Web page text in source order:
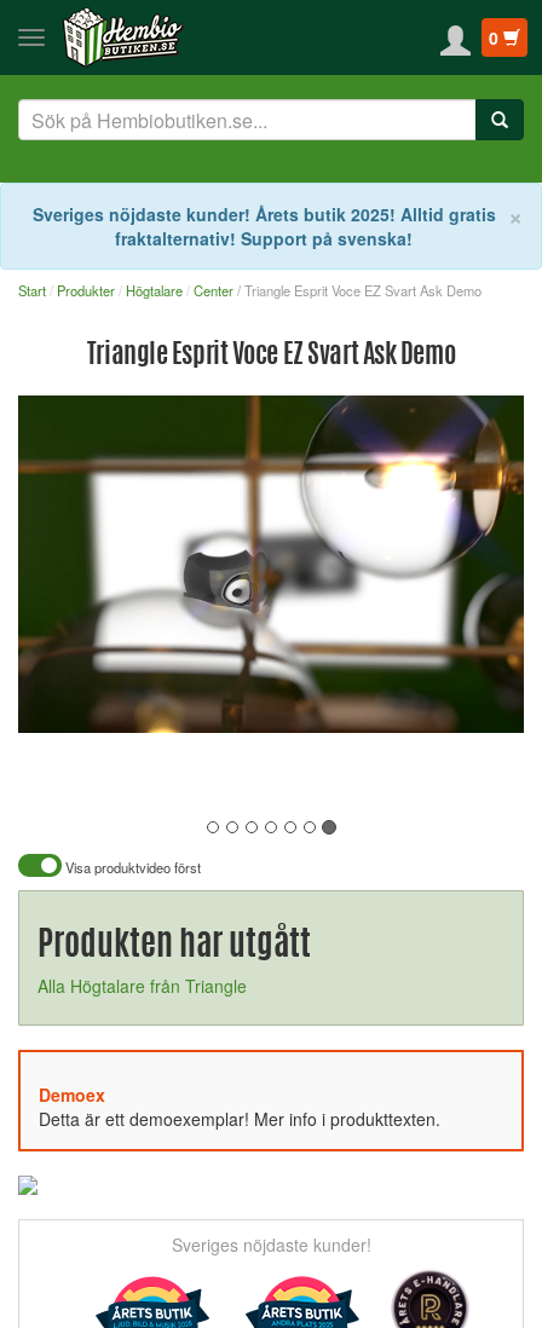
0
×
Sveriges nöjdaste kunder! Årets butik 2025! Alltid gratis
fraktalternativ! Support på svenska!
Start Produkter Högtalare Center/ Triangle Esprit Voce EZ Svart Ask Demo
Triangle Esprit Voce EZ Svart Ask Demo
Visa produktvideo först
Produkten har utgått
Alla Högtalare från Triangle
Demoex
Detta är ett demoexemplar! Mer info i produkttexten.
Sveriges nöjdaste kunder!